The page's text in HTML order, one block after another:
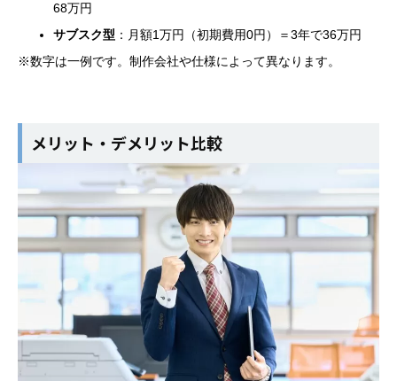
68万円
サブスク型 ：月額1万円（初期費用0円）＝3年で36万円
※数字は一例です。制作会社や仕様によって異なります。
メリット・デメリット比較